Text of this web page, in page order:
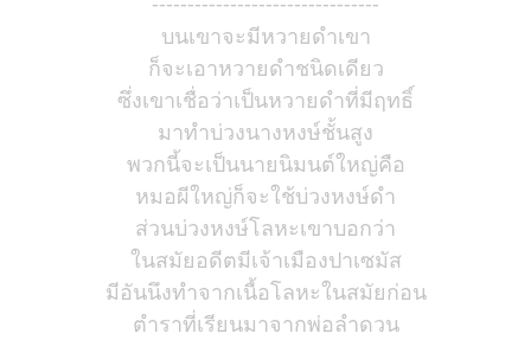
บนเขาจะมีหวายดำเขา
ก็จะเอาหวายดำชนิดเดียว
ซึ่งเขาเชื่อว่าเป็นหวายดำที่มีฤทธิ์
มาทำบ่วงนางหงษ์ชั้นสูง
พวกนี้จะเป็นนายนิมนต์ใหญ่คือ
หมอผีใหญ่ก็จะใช้บ่วงหงษ์ดำ
ส่วนบ่วงหงษ์โลหะเขาบอกว่า
ในสมัยอดีตมีเจ้าเมืองปาเซมัส
มีอันนึงทำจากเนื้อโลหะในสมัยก่อน
ตำราที่เรียนมาจากพ่อลำดวน